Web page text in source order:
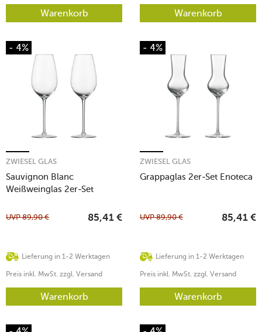
Warenkorb Warenkorb
- 4%
Sauvignon Blanc
Weißweinglas 2er-Set
ZWIESEL GLAS
Lieferung in 1-2 Werktagen
UVP89,90 € 85,41 €
Preis inkl. MwSt. zzgl. Versand
Warenkorb
- 4%
Grappaglas 2er-Set Enoteca
ZWIESEL GLAS
Lieferung in 1-2 Werktagen
UVP89,90 € 85,41 €
Preis inkl. MwSt. zzgl. Versand
Warenkorb